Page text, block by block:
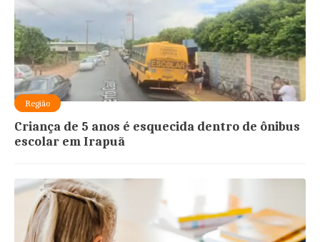
Região
Criança de 5 anos é esquecida dentro de ônibus
escolar em Irapuã